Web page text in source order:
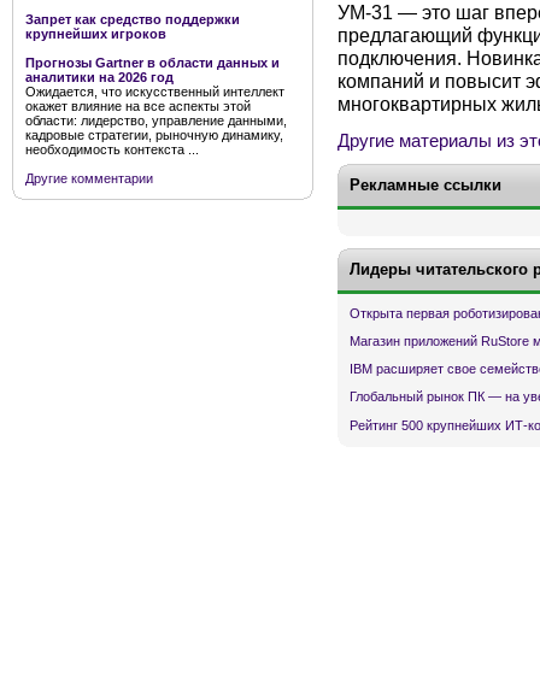
Запрет как средство поддержки
крупнейших игроков
Прогнозы Gartner в области данных и
аналитики на 2026 год
Ожидается, что искусственный интеллект
окажет влияние на все аспекты этой
области: лидерство, управление данными,
кадровые стратегии, рыночную динамику,
необходимость контекста ...
Другие комментарии
УМ-31 — это шаг
предлагающий
подключения.
компаний и повысит
многоквартирных
Другие материалы из
Рекламные ссылки
Лидеры читательского
Открыта первая
Магазин приложений RuStore
IBM расширяет свое
Глобальный рынок ПК — на
Рейтинг 500 крупнейших ИТ-